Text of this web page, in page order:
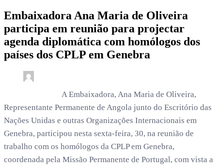
Embaixadora Ana Maria de Oliveira
participa em reunião para projectar
agenda diplomática com homólogos dos
países dos CPLP em Genebra
A Embaixadora, Ana Maria de Oliveira,
Representante Permanente de Angola junto do Escritório das
Nações Unidas e outras Organizações Internacionais em
Genebra, participou nesta sexta-feira, 30, na reunião de
trabalho com os homólogos da CPLP em Genebra,
coordenada pela Missão Permanente de Portugal, com vista a